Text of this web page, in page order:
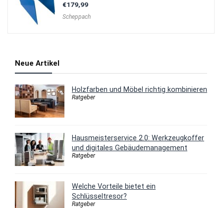
€179,99
Scheppach
Neue Artikel
Holzfarben und Möbel richtig kombinieren
Ratgeber
Hausmeisterservice 2.0: Werkzeugkoffer
und digitales Gebäudemanagement
Ratgeber
Welche Vorteile bietet ein
Schlüsseltresor?
Ratgeber